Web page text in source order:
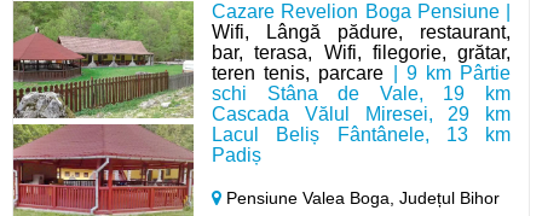
Cazare Revelion Boga Pensiune |
Wifi, Lângă pădure, restaurant,
bar, terasa, Wifi, filegorie, grătar,
teren tenis, parcare | 9 km Pârtie
schi Stâna de Vale, 19 km
Cascada Vălul Miresei, 29 km
Lacul Beliș Fântânele, 13 km
Padiș
Pensiune Valea Boga,Județul Bihor